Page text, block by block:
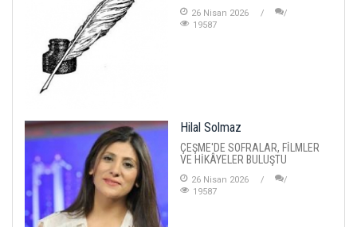
26 Nisan 2026
19587
Hilal Solmaz
ÇEŞME'DE SOFRALAR, FİLMLER
VE HİKÂYELER BULUŞTU
26 Nisan 2026
19587